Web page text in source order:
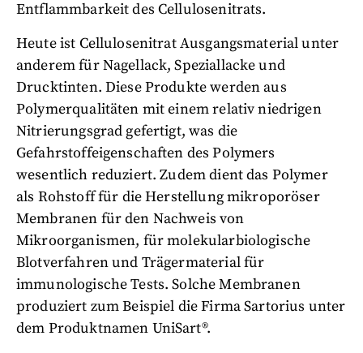
Entflammbarkeit des Cellulosenitrats.
Heute ist Cellulosenitrat Ausgangsmaterial unter
anderem für Nagellack, Speziallacke und
Drucktinten. Diese Produkte werden aus
Polymerqualitäten mit einem relativ niedrigen
Nitrierungsgrad gefertigt, was die
Gefahrstoffeigenschaften des Polymers
wesentlich reduziert. Zudem dient das Polymer
als Rohstoff für die Herstellung mikroporöser
Membranen für den Nachweis von
Mikroorganismen, für molekularbiologische
Blotverfahren und Trägermaterial für
immunologische Tests. Solche Membranen
produziert zum Beispiel die Firma Sartorius unter
dem Produktnamen UniSart®.